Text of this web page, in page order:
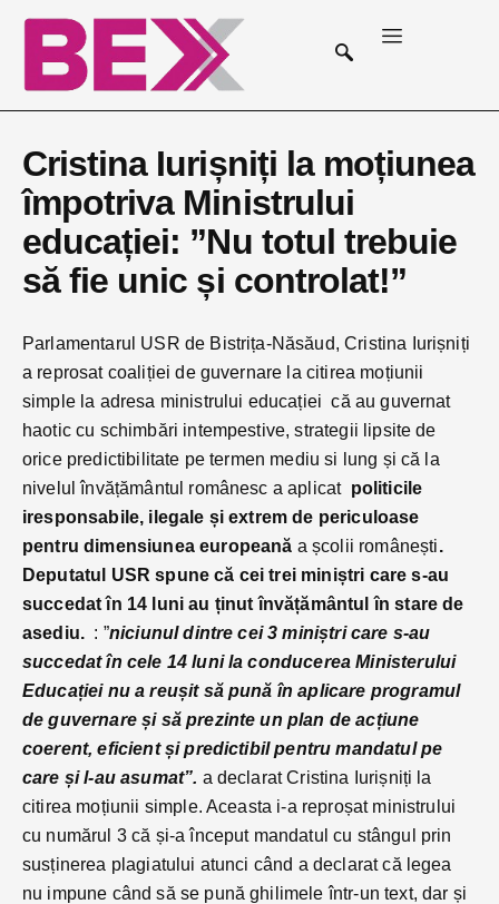
Cristina Iurișniți la moțiunea
împotriva Ministrului
educației: ”Nu totul trebuie
să fie unic și controlat!”
Parlamentarul USR de Bistrița-Năsăud, Cristina Iurișniți
a reprosat coaliției de guvernare la citirea moțiunii
simple la adresa ministrului educației că au guvernat
haotic cu schimbări intempestive, strategii lipsite de
orice predictibilitate pe termen mediu si lung și că la
nivelul învățământul românesc a aplicat politicile
iresponsabile, ilegale și extrem de periculoase
pentru dimensiunea europeană a școlii românești.
Deputatul USR spune că cei trei miniștri care s-au
succedat în 14 luni au ținut învățământul în stare de
asediu. : ”niciunul dintre cei 3 miniștri care s-au
succedat în cele 14 luni la conducerea Ministerului
Educației nu a reușit să pună în aplicare programul
de guvernare și să prezinte un plan de acțiune
coerent, eficient și predictibil pentru mandatul pe
care și l-au asumat”. a declarat Cristina Iurișniți la
citirea moțiunii simple. Aceasta i-a reproșat ministrului
cu numărul 3 că și-a început mandatul cu stângul prin
susținerea plagiatului atunci când a declarat că legea
nu impune când să se pună ghilimele într-un text, dar și